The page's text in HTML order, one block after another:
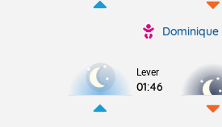
Dominique
Lever
01:46